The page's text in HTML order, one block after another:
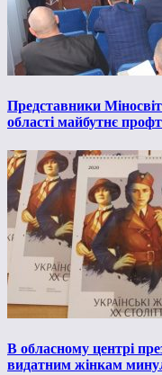
Представники
області майбутнє
В обласному центрі
видатним жінкам